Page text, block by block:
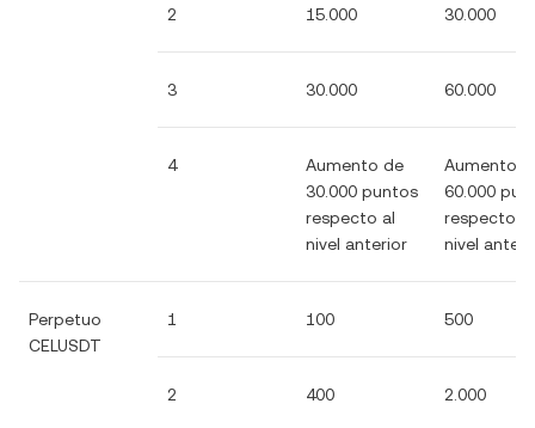
2 15.000 30.000
3 30.000 60.000
4
Aumento de
30.000 puntos
respecto al
nivel anterior
Aumento
60.000
respecto al
nivel
Perpetuo
CELUSDT
1 100 500
2 400 2.000